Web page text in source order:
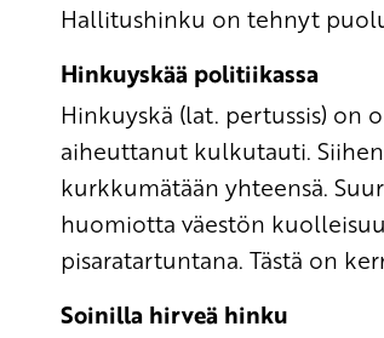
Hallitushinku on tehnyt
Hinkuyskää politiikassa
Hinkuyskä (lat. pertussis) on
aiheuttanut kulkutauti.
kurkkumätään yhteensä.
huomiotta väestön
pisaratartuntana. Tästä on
Soinilla hirveä hinku